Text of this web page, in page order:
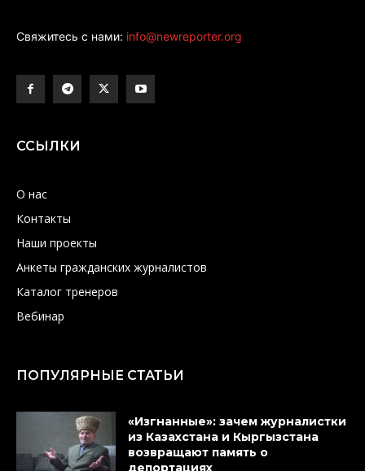
Свяжитесь с нами: info@newreporter.org
ССЫЛКИ
О нас
Контакты
Наши проекты
Анкеты гражданских журналистов
Каталог тренеров
Вебинар
ПОПУЛЯРНЫЕ СТАТЬИ
«Изгнанные»: зачем журналистки
из Казахстана и Кыргызстана
возвращают память о
депортациях